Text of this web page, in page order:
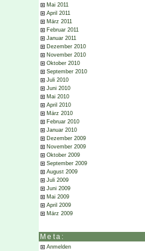
Mai 2011
April 2011
März 2011
Februar 2011
Januar 2011
Dezember 2010
November 2010
Oktober 2010
September 2010
Juli 2010
Juni 2010
Mai 2010
April 2010
März 2010
Februar 2010
Januar 2010
Dezember 2009
November 2009
Oktober 2009
September 2009
August 2009
Juli 2009
Juni 2009
Mai 2009
April 2009
März 2009
Meta:
Anmelden